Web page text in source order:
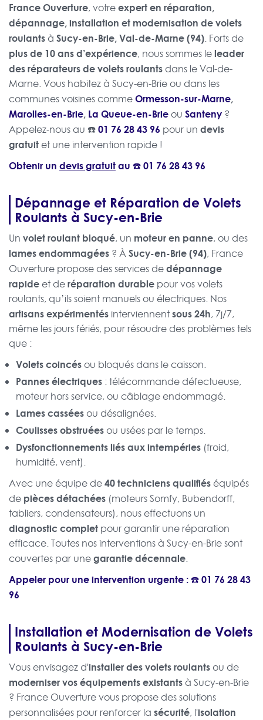
France Ouverture, votreexpert en réparation,
dépannage, installation et modernisation de volets
roulantsà Sucy-en-Brie, Val-de-Marne (94). Forts de
plus de 10 ans d’expérience, nous sommes leleader
des réparateurs de volets roulants dans le Val-de-
Marne. Vous habitez à Sucy-en-Brie ou dans les
communes voisines commeOrmesson-sur-Marne,
Marolles-en-Brie, La Queue-en-Brieou Santeny ?
Appelez-nous au ☎️01 76 28 43 96 pour un devis
gratuit et une intervention rapide !
Obtenir un devis gratuitau ☎️01 76 28 43 96
Dépannage et Réparation de Volets
Roulants à Sucy-en-Brie
Un volet roulant bloqué, un moteur en panne, ou des
lames endommagées ? ÀSucy-en-Brie (94), France
Ouverture propose des services dedépannage
rapide et deréparation durable pour vos volets
roulants, qu’ils soient manuels ou électriques. Nos
artisans expérimentésinterviennentsous 24h, 7j/7,
même les jours fériés, pour résoudre des problèmes tels
que :
Volets coincésou bloqués dans le caisson.
Pannes électriques : télécommande défectueuse,
moteur hors service, ou câblage endommagé.
Lames casséesou désalignées.
Coulisses obstruéesou usées par le temps.
Dysfonctionnements liés aux intempéries (froid,
humidité, vent).
Avec une équipe de40 techniciens qualifiés équipés
de pièces détachées (moteurs Somfy, Bubendorff,
tabliers, condensateurs), nous effectuons un
diagnostic complet pour garantir une réparation
efficace. Toutes nos interventions à Sucy-en-Brie sont
couvertes par unegarantie décennale.
Appeler pour une intervention urgente : ☎️01 76 28 43
96
Installation et Modernisation de Volets
Roulants à Sucy-en-Brie
Vous envisagez d'installer des volets roulantsou de
moderniser vos équipements existantsà Sucy-en-Brie
? France Ouverture vous propose des solutions
personnalisées pour renforcer la sécurité, l'isolation